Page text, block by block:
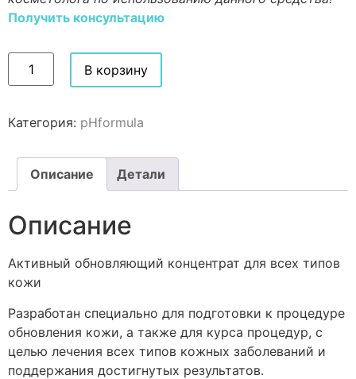
Получить консультацию
В корзину
Категория: pHformula
Описание Детали
Описание
Активный обновляющий концентрат для всех типов
кожи
Разработан специально для подготовки к процедуре
обновления кожи, а также для курса процедур, с
целью лечения всех типов кожных заболеваний и
поддержания достигнутых результатов.